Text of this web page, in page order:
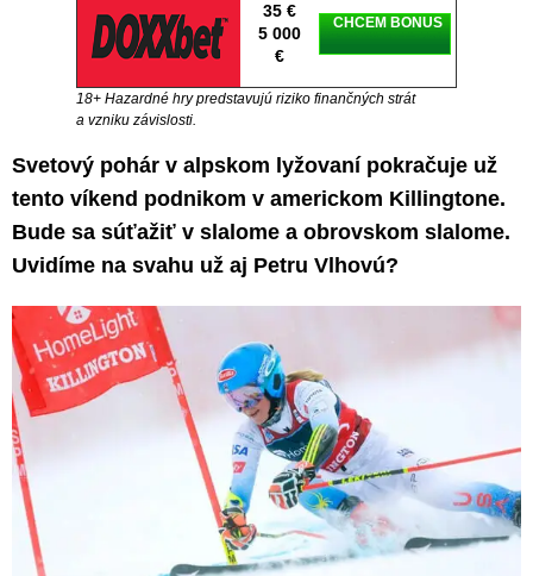
35 €
5 000
€
CHCEM BONUS
18+ Hazardné hry predstavujú riziko finančných strát
a vzniku závislosti.
Svetový pohár v alpskom lyžovaní pokračuje už
tento víkend podnikom v americkom Killingtone.
Bude sa súťažiť v slalome a obrovskom slalome.
Uvidíme na svahu už aj Petru Vlhovú?